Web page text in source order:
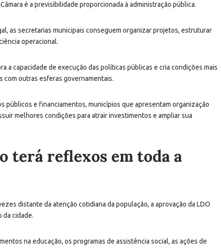
é a previsibilidade proporcionada à administração pública.
as secretarias municipais conseguem organizar projetos, estruturar
operacional.
a capacidade de execução das políticas públicas e cria condições mais
com outras esferas governamentais.
públicos e financiamentos, municípios que apresentam organização
melhores condições para atrair investimentos e ampliar sua
terá reflexos em toda a
distante da atenção cotidiana da população, a aprovação da LDO
da cidade.
na educação, os programas de assistência social, as ações de